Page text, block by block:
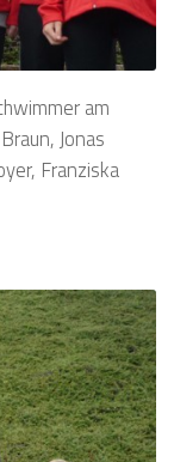
am
Jonas
Franziska